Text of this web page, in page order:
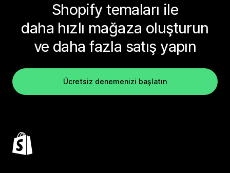
Shopify temaları ile
daha hızlı mağaza oluşturun
ve daha fazla satış yapın
Ücretsiz denemenizi başlatın